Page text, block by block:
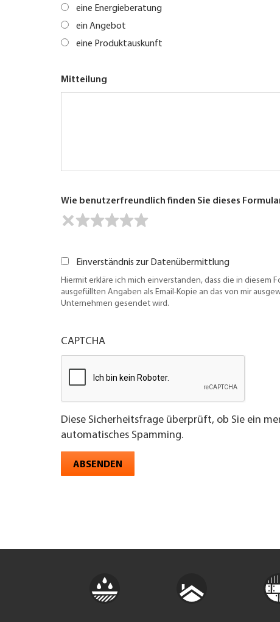
eine Energieberatung
ein Angebot
eine Produktauskunft
Mitteilung
Wie benutzerfreundlich finden Sie dieses
Einverständnis zur Datenübermittlung
Hiermit erkläre ich mich einverstanden, dass die in diesem
ausgefüllten Angaben als Email-Kopie an das von mir
Unternehmen gesendet wird.
CAPTCHA
Diese Sicherheitsfrage überprüft, ob Sie ein
automatisches Spamming.
ABSENDEN